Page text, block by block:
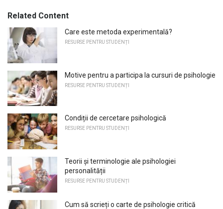
Related Content
Care este metoda experimentală?
RESURSE PENTRU STUDENȚI
Motive pentru a participa la cursuri de psihologie
RESURSE PENTRU STUDENȚI
Condiții de cercetare psihologică
RESURSE PENTRU STUDENȚI
Teorii și terminologie ale psihologiei
personalității
RESURSE PENTRU STUDENȚI
Cum să scrieți o carte de psihologie critică